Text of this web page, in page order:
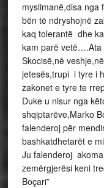
myslimanë,disa
bën të ndryshojnë
kaq tolerantë dhe
kam parë
Skocisë,në
jetesës,trupi i tyre i
zakonet e tyre te
Duke u nisur nga
shqiptarëve,Marko
falenderoj për
bashkatdhetarët e
Ju falenderoj
zemërgjerësi keni
Boçari”